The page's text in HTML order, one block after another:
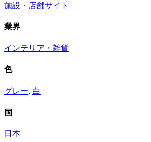
施設・店舗サイト
業界
インテリア・雑貨
色
グレー, 白
国
日本